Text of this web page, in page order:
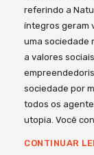
referindo a
íntegros geram
uma sociedade
a valores
sociedade por
todos os
utopia. Você
CONTINUAR